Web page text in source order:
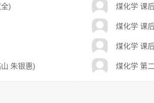
) 煤化学 课
煤化学 课
煤化学 课
朱银惠) 煤化学 第